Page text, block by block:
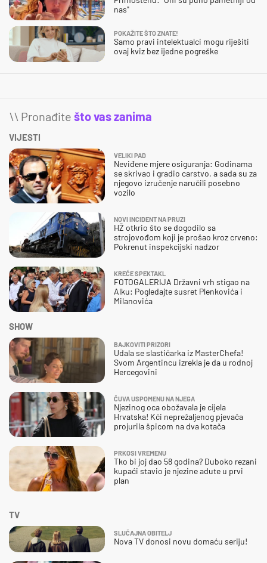
nas"
POKAŽITE ŠTO ZNATE!
Samo pravi intelektualci mogu riješiti
ovaj kviz bez ijedne pogreške
\\ Pronađite što vas zanima
VIJESTI
VELIKI PAD
Neviđene mjere osiguranja: Godinama
se skrivao i gradio carstvo, a sada su za
njegovo izručenje naručili posebno
vozilo
NOVI INCIDENT NA PRUZI
HŽ otkrio što se dogodilo sa
strojovođom koji je prošao kroz crveno:
Pokrenut inspekcijski nadzor
KREĆE SPEKTAKL
FOTOGALERIJA Državni vrh stigao na
Alku: Pogledajte susret Plenkovića i
Milanovića
SHOW
BAJKOVITI PRIZORI
Udala se slastičarka iz MasterChefa!
Svom Argentincu izrekla je da u rodnoj
Hercegovini
ČUVA USPOMENU NA NJEGA
Njezinog oca obožavala je cijela
Hrvatska! Kći neprežaljenog pjevača
projurila špicom na dva kotača
PRKOSI VREMENU
Tko bi joj dao 58 godina? Duboko rezani
kupaći stavio je njezine adute u prvi
plan
TV
SLUČAJNA OBITELJ
Nova TV donosi novu domaću seriju!